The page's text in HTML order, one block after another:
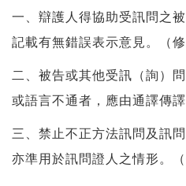
一、辯護人得協助受訊問之
記載有無錯誤表示意見。（
二、被告或其他受訊（詢）
或語言不通者，應由通譯傳
三、禁止不正方法訊問及訊
亦準用於訊問證人之情形。